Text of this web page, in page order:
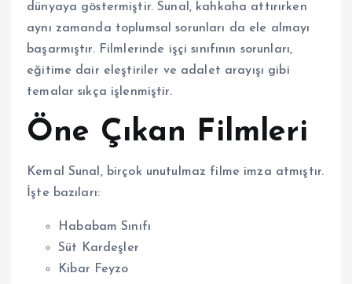
dünyaya göstermiştir. Sunal, kahkaha attırırken
aynı zamanda toplumsal sorunları da ele almayı
başarmıştır. Filmlerinde işçi sınıfının sorunları,
eğitime dair eleştiriler ve adalet arayışı gibi
temalar sıkça işlenmiştir.
Öne Çıkan Filmleri
Kemal Sunal, birçok unutulmaz filme imza atmıştır.
İşte bazıları:
Hababam Sınıfı
Süt Kardeşler
Kibar Feyzo